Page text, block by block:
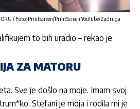
/ Foto: Printscreen/PrintScreen YouTube/Zadruga
to bih uradio – rekao je
ZA MATORU
Sve je došlo na moje. Imam svoj
Stefani je moja i rodila mi je